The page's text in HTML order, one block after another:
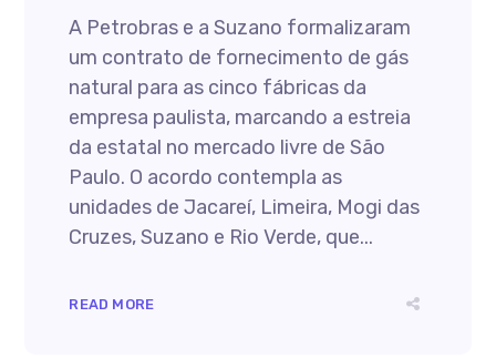
A Petrobras e a Suzano formalizaram
um contrato de fornecimento de gás
natural para as cinco fábricas da
empresa paulista, marcando a estreia
da estatal no mercado livre de São
Paulo. O acordo contempla as
unidades de Jacareí, Limeira, Mogi das
Cruzes, Suzano e Rio Verde, que...
READ MORE